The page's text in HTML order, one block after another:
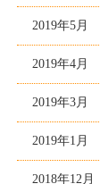
2019年5月
2019年4月
2019年3月
2019年1月
2018年12月